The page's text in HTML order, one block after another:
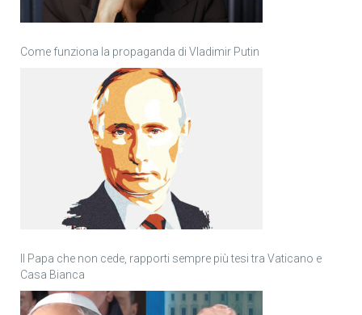
Come funziona la propaganda di Vladimir Putin
Il Papa che non cede, rapporti sempre più tesi tra Vaticano e
Casa Bianca